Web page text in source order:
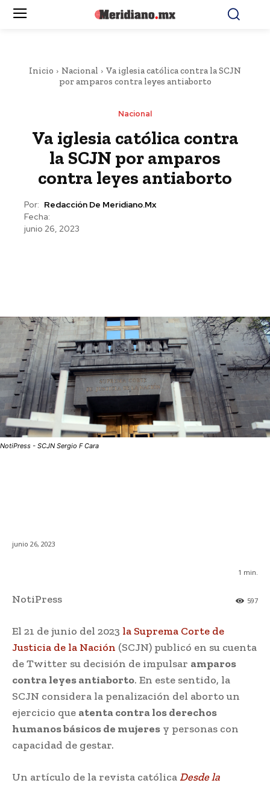
Inicio Nacional
Va iglesia católica contra la SCJN
por amparos contra leyes antiaborto
Nacional
Va iglesia católica contra
la SCJN por amparos
contra leyes antiaborto
Por: Redacción De Meridiano.mx
Fecha:
junio 26, 2023
NotiPress - SCJN Sergio F Cara
junio 26, 2023
1 min.
597
NotiPress
El 21 de junio del 2023 la Suprema Corte de
Justicia de la Nación (SCJN) publicó en su cuenta
de Twitter su decisión de impulsar amparos
contra leyes antiaborto. En este sentido, la
SCJN considera la penalización del aborto un
ejercicio que atenta contra los derechos
humanos básicos de mujeres y personas con
capacidad de gestar.
Un artículo de la revista católicaDesde la